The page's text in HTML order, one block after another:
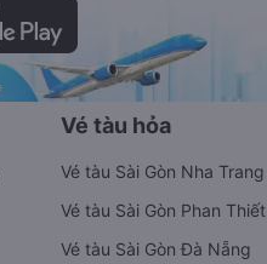
Vé tàu hỏa
Vé tàu Sài Gòn Nha Trang
Vé tàu Sài Gòn Phan Thiết
Vé tàu Sài Gòn Đà Nẵng